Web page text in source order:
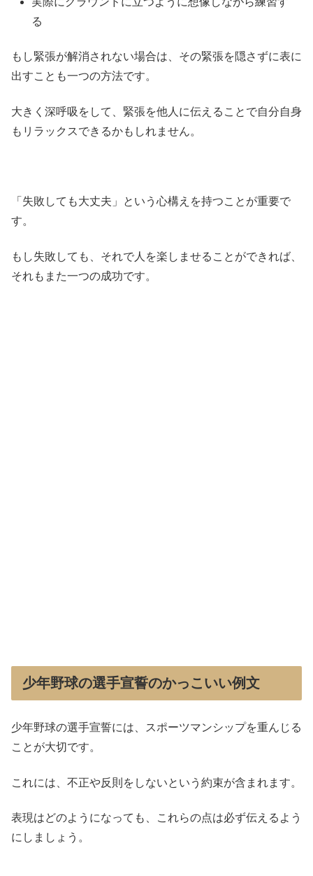
る
もし緊張が解消されない場合は、その緊張を隠さずに表に
出すことも一つの方法です。
大きく深呼吸をして、緊張を他人に伝えることで自分自身
もリラックスできるかもしれません。
「失敗しても大丈夫」という心構えを持つことが重要で
す。
もし失敗しても、それで人を楽しませることができれば、
それもまた一つの成功です。
少年野球の選手宣誓のかっこいい例文
少年野球の選手宣誓には、スポーツマンシップを重んじる
ことが大切です。
これには、不正や反則をしないという約束が含まれます。
表現はどのようになっても、これらの点は必ず伝えるよう
にしましょう。